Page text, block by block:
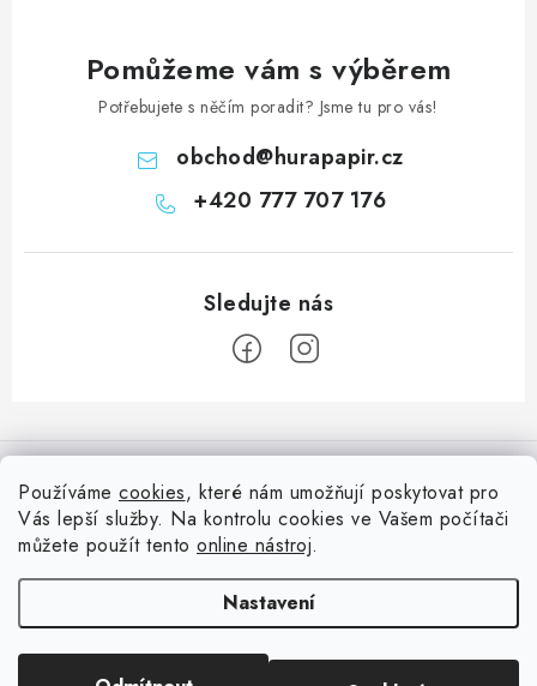
Používáme cookies, které nám umožňují poskytovat pro
Vás lepší služby. Na kontrolu cookies ve Vašem počítači
můžete použít tento online nástroj.
Nastavení
Pomůžeme vám s výběrem
Potřebujete s něčím poradit? Jsme tu pro vás!
obchod@hurapapir.cz
+420 777 707 176
á
Doprava
Oblíbené ♥️
Nepřehlédněte
Blog s nápady a návody
Slovník pojmů, české návody
. Všechna práva vyhrazena.Upravit nastavení